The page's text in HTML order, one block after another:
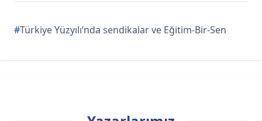
#Türkiye Yüzyılı’nda sendikalar ve Eğitim-Bir-Sen